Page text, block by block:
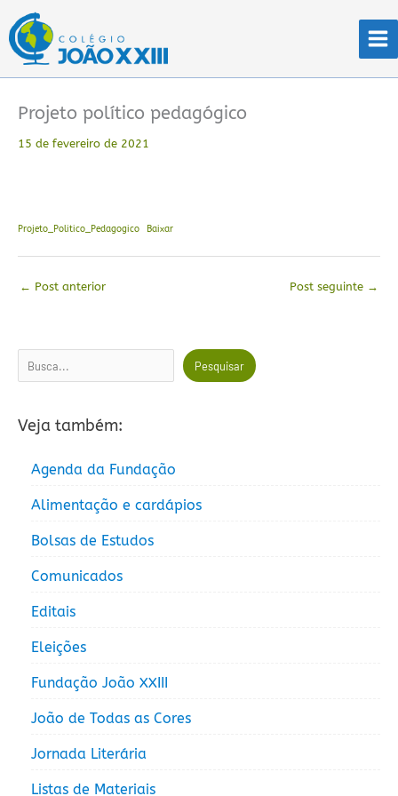
para
conteúdo
Projeto político pedagógico
15 de fevereiro de 2021
Projeto_Politico_Pedagogico Baixar
← Post anterior Post seguinte →
Pesquisar Pesquisar
Veja também:
Agenda da Fundação
Alimentação e cardápios
Bolsas de Estudos
Comunicados
Editais
Eleições
Fundação João XXIII
João de Todas as Cores
Jornada Literária
Listas de Materiais